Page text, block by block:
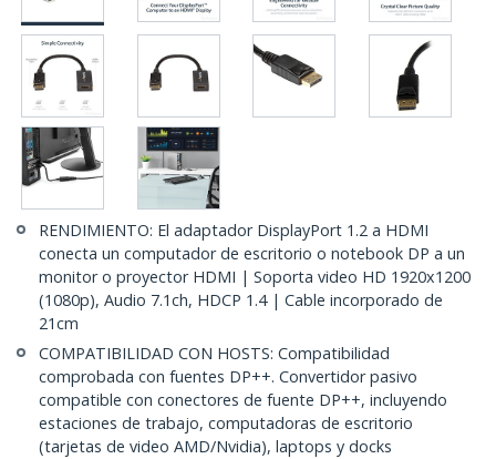
RENDIMIENTO: El adaptador DisplayPort 1.2 a HDMI
conecta un computador de escritorio o notebook DP a un
monitor o proyector HDMI | Soporta video HD 1920x1200
(1080p), Audio 7.1ch, HDCP 1.4 | Cable incorporado de
21cm
COMPATIBILIDAD CON HOSTS: Compatibilidad
comprobada con fuentes DP++. Convertidor pasivo
compatible con conectores de fuente DP++, incluyendo
estaciones de trabajo, computadoras de escritorio
(tarjetas de video AMD/Nvidia), laptops y docks